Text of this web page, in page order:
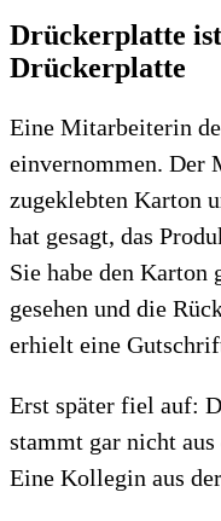
Drückerplatte
Drückerplatte
Eine Mitarbeiterin
einvernommen. Der
zugeklebten Karton
hat gesagt, das
Sie habe den
gesehen und die
erhielt eine
Erst später fiel auf:
stammt gar nicht
Eine Kollegin aus